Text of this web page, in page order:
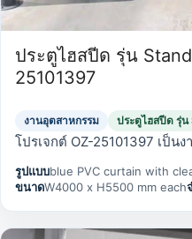
ประตูไฮสปีด รุ่น
25101397
งานอุตสาหกรรม ประตูไฮสปีด รุ่
โปรเจกต์ OZ-25101397 เป็น
รูปแบบblue PVC curtain with
ขนาดW4000 x H5500 mm each